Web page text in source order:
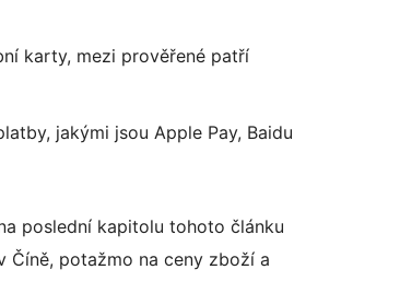
karty, mezi prověřené patří
jakými jsou Apple Pay, Baidu
poslední kapitolu tohoto článku
Číně, potažmo na ceny zboží a